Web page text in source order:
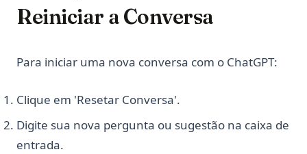
Reiniciar a Conversa
Para iniciar uma nova conversa com o ChatGPT:
Clique em 'Resetar Conversa'.
Digite sua nova pergunta ou sugestão na caixa de
entrada.